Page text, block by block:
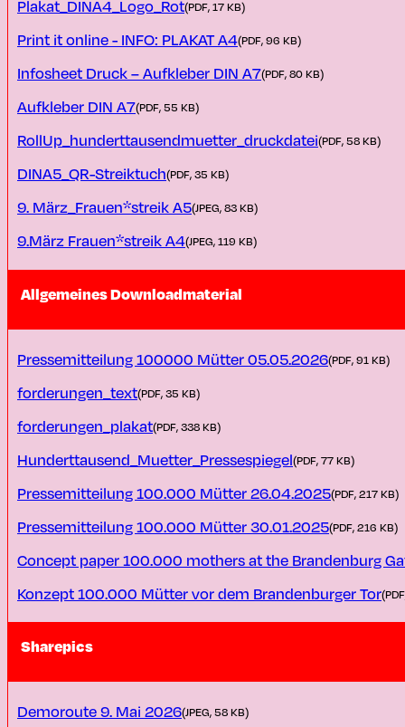
Plakat_DINA4_Logo_Rot(PDF, 17 KB)
Print it online - INFO: PLAKAT A4(PDF, 96 KB)
Infosheet Druck – Aufkleber DIN A7(PDF, 80 KB)
Aufkleber DIN A7(PDF, 55 KB)
RollUp_hunderttausendmuetter_druckdatei(PDF, 58 KB)
DINA5_QR-Streiktuch(PDF, 35 KB)
9. März_Frauen*streik A5(JPEG, 83 KB)
9.März Frauen*streik A4(JPEG, 119 KB)
Allgemeines Downloadmaterial
Pressemitteilung 100000 Mütter 05.05.2026(PDF, 91 KB)
forderungen_text(PDF, 35 KB)
forderungen_plakat(PDF, 338 KB)
Hunderttausend_Muetter_Pressespiegel(PDF, 77 KB)
Pressemitteilung 100.000 Mütter 26.04.2025(PDF, 217 KB)
Pressemitteilung 100.000 Mütter 30.01.2025(PDF, 216 KB)
Concept paper 100.000 mothers at the Brandenburg
Konzept 100.000 Mütter vor dem Brandenburger Tor
Sharepics
Demoroute 9. Mai 2026(JPEG, 58 KB)